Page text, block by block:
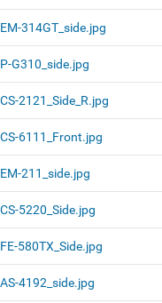
314GT_side.jpg
G310_side.jpg
2121_Side_R.jpg
6111_Front.jpg
211_side.jpg
5220_Side.jpg
580TX_Side.jpg
4192_side.jpg